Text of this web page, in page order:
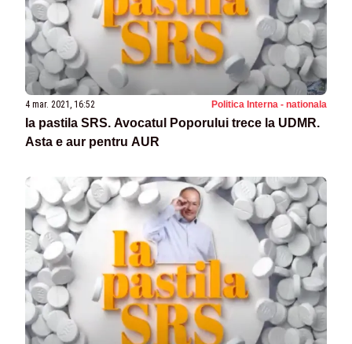
4 mar. 2021, 16:52 Politica Interna - nationala
Ia pastila SRS. Avocatul Poporului trece la UDMR.
Asta e aur pentru AUR